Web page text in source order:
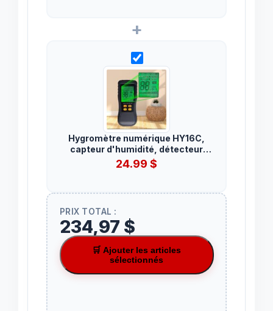
+
Hygromètre numérique HY16C,
capteur d'humidité, détecteur
d'humidité à induction sans
broche
24.99 $
PRIX TOTAL :
234,97 $
🛒 Ajouter les articles
sélectionnés